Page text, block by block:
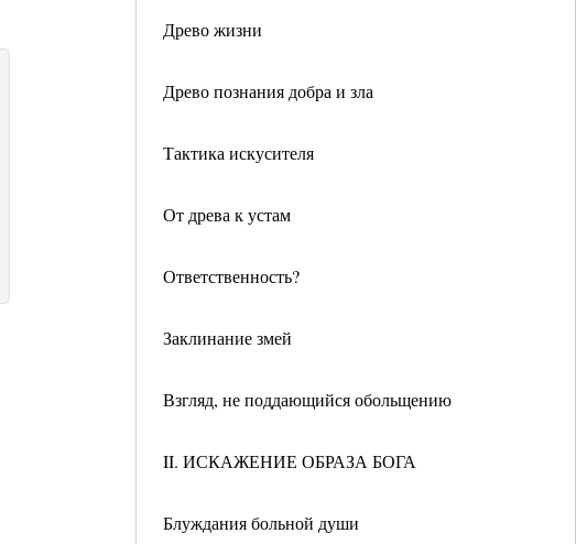
Древо жизни
Древо познания добра и зла
Тактика искусителя
От древа к устам
Ответственность?
Заклинание змей
Взгляд, не поддающийся обольщению
II. ИСКАЖЕНИЕ ОБРАЗА БОГА
Блуждания больной души